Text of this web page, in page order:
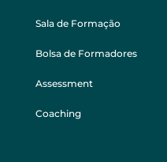
Sala de Formação
Bolsa de Formadores
Assessment
Coaching